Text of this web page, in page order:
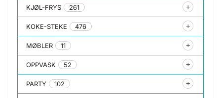
KJØL-FRYS 261
KOKE-STEKE 476
MØBLER 11
OPPVASK 52
PARTY 102